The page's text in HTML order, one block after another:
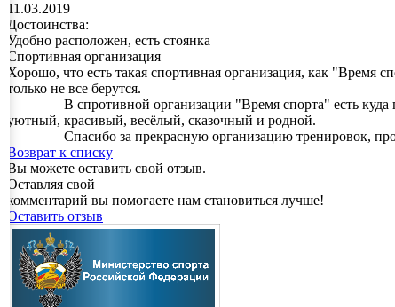
11.03.2019
Достоинства:
Удобно расположен, есть стоянка
Спортивная организация
Хорошо, что есть такая спортивная организация, как "Время
только не все берутся.
В спротивной организации "Время спорта" есть куда
уютный, красивый, весёлый, сказочный и родной.
Спасибо за прекрасную организацию тренировок,
Возврат к списку
Вы можете оставить свой отзыв.
Оставляя свой
комментарий вы помогаете нам становиться лучше!
Оставить отзыв